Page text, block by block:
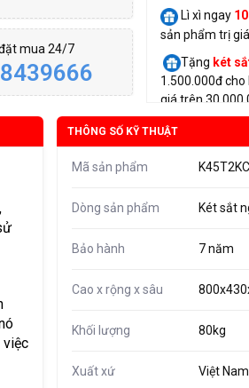
mua 24/7
Lì xì ngay
sản phẩm trị
Tặng két
1.500.000đ
giá trên
việc
THÔNG SỐ KỸ THUẬT
Mã sản phẩm K45T2KC
Dòng sản phẩm Két sắt
Bảo hành 7 năm
Cao x rộng x sâu
Khối lượng 80kg
Xuất xứ Việt Nam